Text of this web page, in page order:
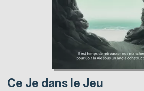
Ce Je dans le Jeu